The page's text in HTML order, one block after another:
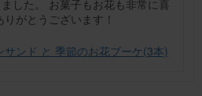
した。 お菓子もお花も非常に喜
がとうございます！
ンド と 季節のお花ブーケ(3本)